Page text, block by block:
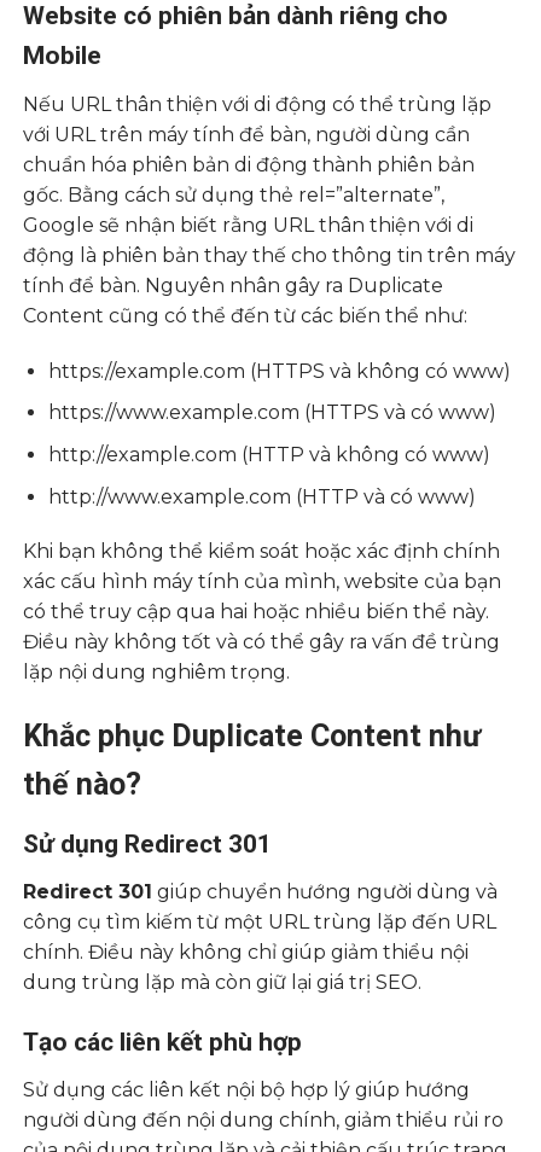
Website có phiên bản dành riêng cho
Mobile
Nếu URL thân thiện với di động có thể trùng lặp
với URL trên máy tính để bàn, người dùng cần
chuẩn hóa phiên bản di động thành phiên bản
gốc. Bằng cách sử dụng thẻ rel=”alternate”,
Google sẽ nhận biết rằng URL thân thiện với di
động là phiên bản thay thế cho thông tin trên máy
tính để bàn. Nguyên nhân gây ra Duplicate
Content cũng có thể đến từ các biến thể như:
https://example.com (HTTPS và không có www)
https://www.example.com (HTTPS và có www)
http://example.com (HTTP và không có www)
http://www.example.com (HTTP và có www)
Khi bạn không thể kiểm soát hoặc xác định chính
xác cấu hình máy tính của mình, website của bạn
có thể truy cập qua hai hoặc nhiều biến thể này.
Điều này không tốt và có thể gây ra vấn đề trùng
lặp nội dung nghiêm trọng.
Khắc phục Duplicate Content như
thế nào?
Sử dụng Redirect 301
Redirect 301 giúp chuyển hướng người dùng và
công cụ tìm kiếm từ một URL trùng lặp đến URL
chính. Điều này không chỉ giúp giảm thiểu nội
dung trùng lặp mà còn giữ lại giá trị SEO.
Tạo các liên kết phù hợp
Sử dụng các liên kết nội bộ hợp lý giúp hướng
người dùng đến nội dung chính, giảm thiểu rủi ro